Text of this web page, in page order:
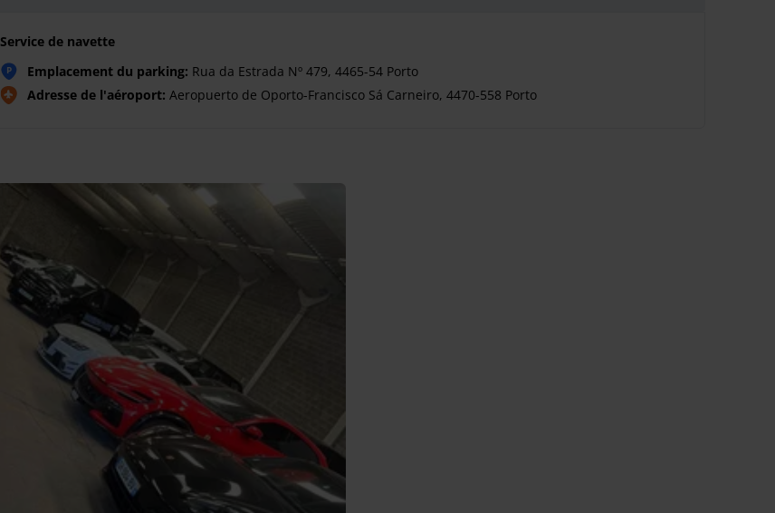
Service de navette
P Emplacement du parking: Rua da Estrada Nº 479, 4465-54 Porto
Adresse de l'aéroport: Aeropuerto de Oporto-Francisco Sá Carneiro, 4470-558 Porto